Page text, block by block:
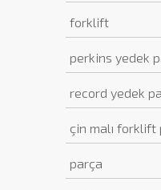
forklift
perkins yedek
record yedek
çin malı forklift
parça